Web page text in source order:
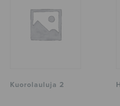
Kuorolauluja 2